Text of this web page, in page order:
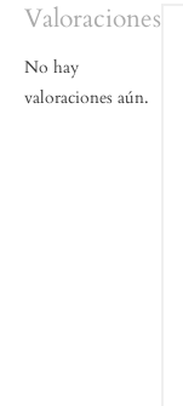
Valoraciones
No hay
valoraciones aún.